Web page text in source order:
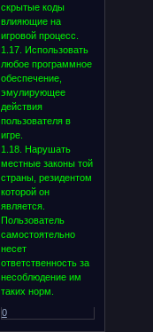
скрытые коды
влияющие на
игровой процесс.
1.17. Использовать
любое программное
обеспечение,
эмулирующее
действия
пользователя в
игре.
1.18. Нарушать
местные законы той
страны, резидентом
которой он
является.
Пользователь
самостоятельно
несет
ответственность за
несоблюдение им
таких норм.
0